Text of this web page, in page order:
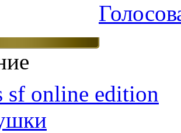
sf online edition